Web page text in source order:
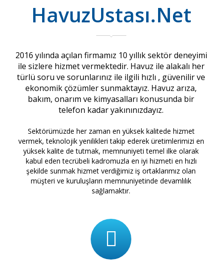
HavuzUstası.Net
2016 yılında açılan firmamız 10 yıllık sektör deneyimi
ile sizlere hizmet vermektedir. Havuz ile alakalı her
türlü soru ve sorunlarınız ile ilgili hızlı , güvenilir ve
ekonomik çözümler sunmaktayız. Havuz arıza,
bakım, onarım ve kimyasalları konusunda bir
telefon kadar yakınınızdayız.
Sektörümüzde her zaman en yüksek kalitede hizmet
vermek, teknolojik yenilikleri takip ederek üretimlerimizi en
yüksek kalite de tutmak, memnuniyeti temel ilke olarak
kabul eden tecrübeli kadromuzla en iyi hizmeti en hızlı
şekilde sunmak hizmet verdiğimiz iş ortaklarımız olan
müşteri ve kuruluşların memnuniyetinde devamlılık
sağlamaktır.